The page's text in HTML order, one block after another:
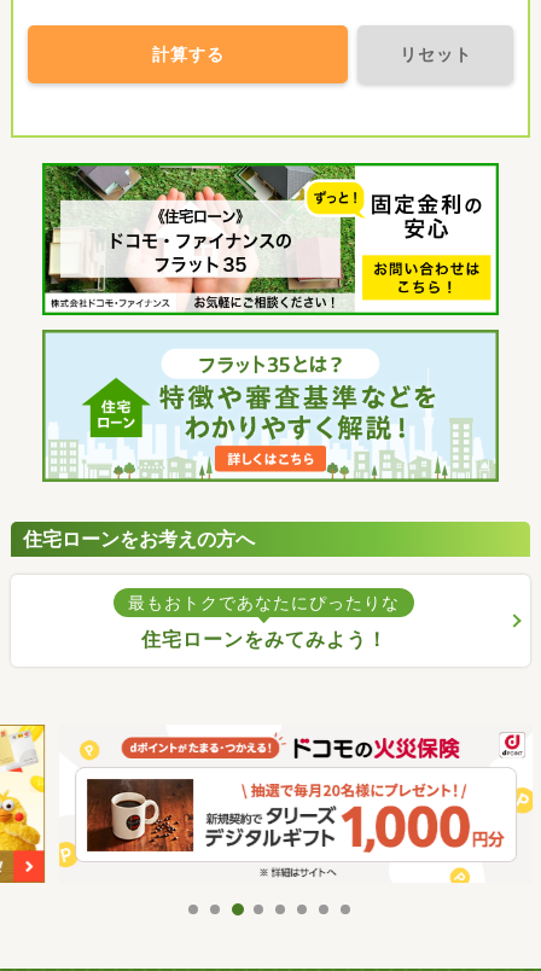
計算する リセット
住宅ローンをお考えの方へ
最もおトクであなたにぴったりな
住宅ローンをみてみよう！